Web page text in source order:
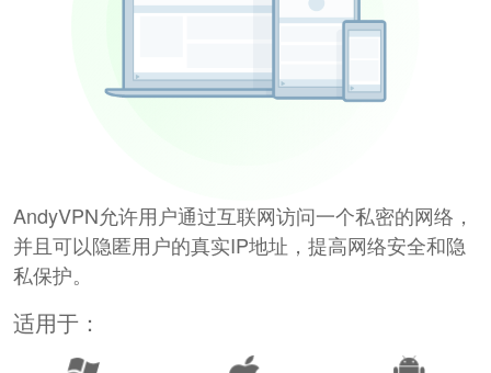
AndyVPN允许用户通过互联网访问一个私密的网络，
并且可以隐匿用户的真实IP地址，提高网络安全和隐
私保护。
适用于：